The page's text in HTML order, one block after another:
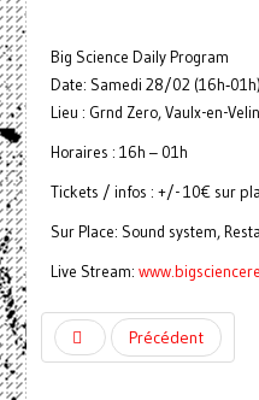
Big Science Daily Program
Date: Samedi 28/02 (16h‑01h)
Lieu : Grnd Zero, Vaulx-en-Velin
Horaires : 16h – 01h
Tickets / infos : +/- 10€ sur
Sur Place: Sound system,
Live Stream:
Précédent